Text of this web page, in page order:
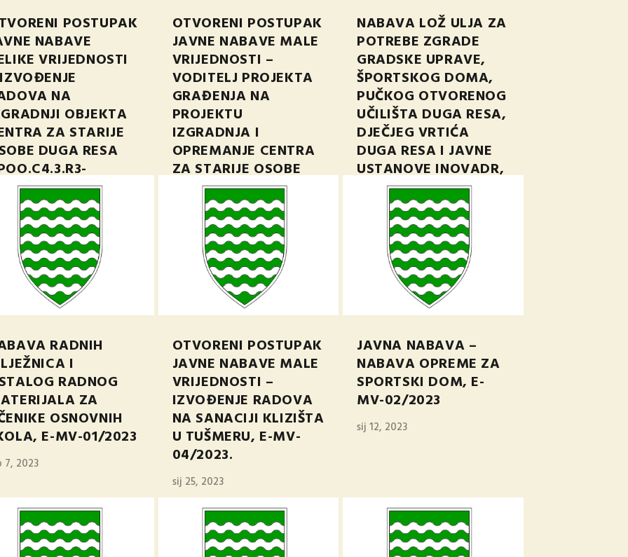
POSTUPAK
NABAVE
VRIJEDNOSTI
NA
OBJEKTA
ZA STARIJE
DUGA RESA
25, 2024
RADNIH
I
RADNOG
ZA
OSNOVNIH
E-MV-01/2023
7, 2023
OTVORENI POSTUPAK
JAVNE NABAVE MALE
VRIJEDNOSTI –
VODITELJ PROJEKTA
GRAĐENJA NA
PROJEKTU
IZGRADNJA I
OPREMANJE CENTRA
ZA STARIJE OSOBE
DUGA RESA-
NPOO.C4.3.R3-
I4.01.0018
velj 27, 2024
OTVORENI POSTUPAK
JAVNE NABAVE MALE
VRIJEDNOSTI –
IZVOĐENJE RADOVA
NA SANACIJI KLIZIŠTA
U TUŠMERU, E-MV-
04/2023.
sij 25, 2023
NABAVA LOŽ ULJA ZA
POTREBE ZGRADE
GRADSKE UPRAVE,
ŠPORTSKOG DOMA,
PUČKOG OTVORENOG
UČILIŠTA DUGA RESA,
DJEČJEG VRTIĆA
DUGA RESA I JAVNE
USTANOVE INOVADR,
2023/S 0F2-0037253
ruj 6, 2023
JAVNA NABAVA –
NABAVA OPREME ZA
SPORTSKI DOM, E-
MV-02/2023
sij 12, 2023